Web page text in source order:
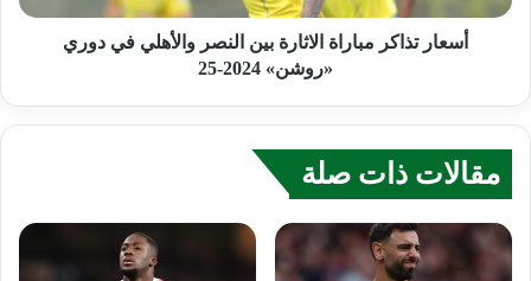
أسعار تذاكر مباراة الاثارة بين النصر والأهلي في دوري
«روشن» 2024-25
مقالات ذات صلة